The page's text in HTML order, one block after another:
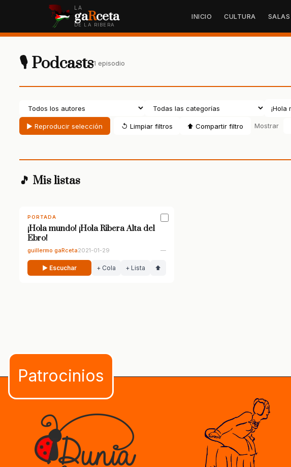
LA
gaRceta
DE LA RIBERA
INICIO CULTURA SALAS
🎙 Podcasts1 episodio
▶ Reproducir selección ↺ Limpiar filtros ⬆ Compartir filtro Mostrar
🎵 Mis listas
PORTADA
¡Hola mundo! ¡Hola Ribera Alta del
Ebro!
guillermo gaRceta2021-01-29 —
▶ Escuchar + Cola + Lista ⬆